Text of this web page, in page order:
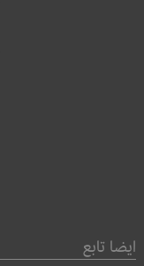
ايضا تابع